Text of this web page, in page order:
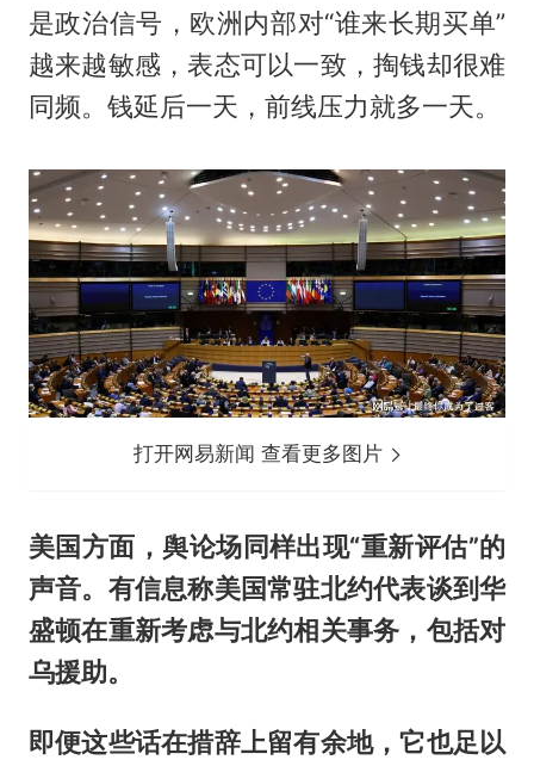
是政治信号，欧洲内部对“谁来长期买单”
越来越敏感，表态可以一致，掏钱却很难
同频。钱延后一天，前线压力就多一天。
打开网易新闻 查看更多图片
美国方面，舆论场同样出现“重新评估”的
声音。有信息称美国常驻北约代表谈到华
盛顿在重新考虑与北约相关事务，包括对
乌援助。
即便这些话在措辞上留有余地，它也足以